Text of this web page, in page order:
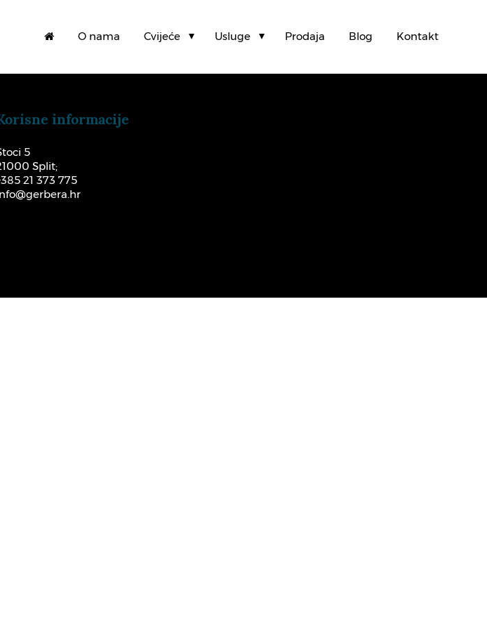
O nama Cvijeće Usluge Prodaja Blog Kontakt
informacije
5
Split;
21 373 775